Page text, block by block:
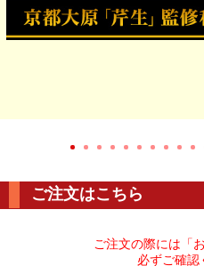
ご注文はこちら
ご注文の際には「
必ずご確認